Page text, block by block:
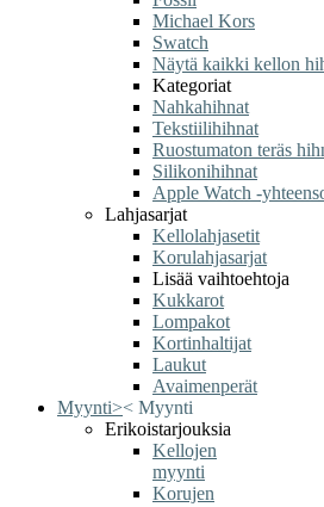
Michael Kors
Swatch
Näytä kaikki kellon
Kategoriat
Nahkahihnat
Tekstiilihihnat
Ruostumaton teräs
Silikonihihnat
Apple Watch -
Lahjasarjat
Kellolahjasetit
Korulahjasarjat
Lisää vaihtoehtoja
Kukkarot
Lompakot
Kortinhaltijat
Laukut
Avaimenperät
Myynti>< Myynti
Erikoistarjouksia
Kellojen
myynti
Korujen